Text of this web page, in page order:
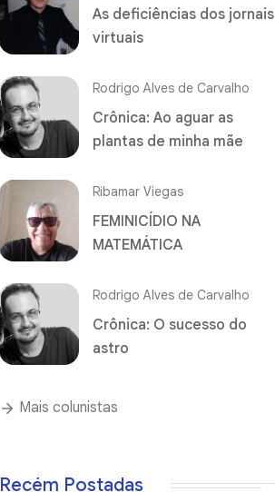
As deficiências dos jornais
virtuais
Rodrigo Alves de Carvalho
Crônica: Ao aguar as
plantas de minha mãe
Ribamar Viegas
FEMINICÍDIO NA
MATEMÁTICA
Rodrigo Alves de Carvalho
Crônica: O sucesso do
astro
Mais colunistas
Recém Postadas